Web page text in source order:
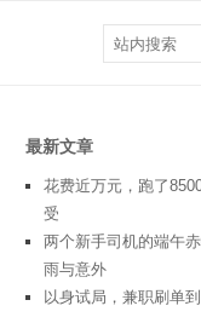
最新文章
花费近万元，跑了
受
两个新手司机的端午
雨与意外
以身试局，兼职刷单